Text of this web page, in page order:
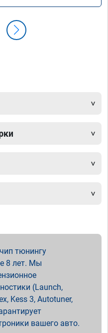
тюнингу
8 лет. Мы
(Launch,
Kess 3, Autotuner,
вашего авто.